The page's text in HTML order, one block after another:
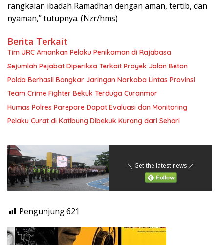
rangkaian ibadah Ramadhan dengan aman, tertib, dan
nyaman,” tutupnya. (Nzr/hms)
Berita Terkait
Tim URC Amankan Pelaku Penikaman di Rajabasa
Sejumlah Pejabat Diperiksa Terkait Proyek Jalan Beton
Polda Berhasil Bongkar Jaringan Narkoba Lintas Provinsi
Team Crime Fighter Bekuk Terduga Curanmor
Humas Polres Parepare Dapat Evaluasi dan Monitoring
Pelaku Curat di Katibung Dibekuk Kurang dari Sehari
＼ Get the latest news ／
Pengunjung621